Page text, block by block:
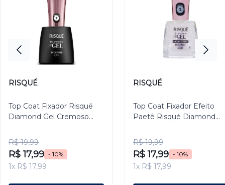
RISQUÉ
Top Coat Fixador Risqué
Diamond Gel Cremoso
R$ 19,99
R$ 17,99 - 10%
1x R$ 17,99
RISQUÉ
Top Coat Fixador Efeito
Paetê Risqué Diamond
R$ 19,99
R$ 17,99 - 10%
1x R$ 17,99